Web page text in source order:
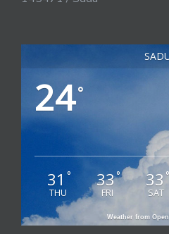
24°
31 °
THU
33°
FRI
33°
SAT
Weather from